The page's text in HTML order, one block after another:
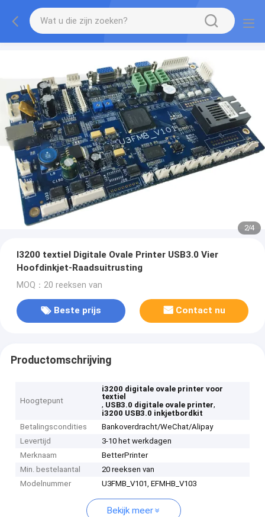
2/4
I3200 textiel Digitale Ovale Printer USB3.0 Vier
Hoofdinkjet-Raadsuitrusting
MOQ：20 reeksen van
Beste prijs Contact nu
Productomschrijving
Hoogtepunt
i3200 digitale ovale printer voor
textiel
, USB3.0 digitale ovale printer,
i3200 USB3.0 inkjetbordkit
Betalingscondities
Bankoverdracht/WeChat/Alipay
Levertijd
3-10 het werkdagen
Merknaam
BetterPrinter
Min. bestelaantal
20 reeksen van
Modelnummer
U3FMB_V101, EFMHB_V103
Bekijk meer